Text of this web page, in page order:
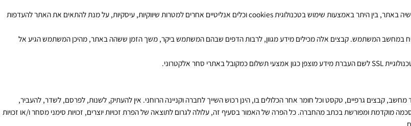
לעשות כן, אולם פעילות האתר מבוצעת בסביבה מקוונת ולפיכך אין באפשרות החברה להבטיח חסינות מוחלטת מפני חדירות
תביעה או דרישה כלפי החברה מכל מין וסוג שהוא.
הסכמת המשתמש ו/או יידועו על כך, הכל על פי הדין.
בין היתר באמצעות שימוש בטכנולוגיתcookiesוכלים אנליטיים אחרים למטרות שיווקיות, עיסקיות, על מנת להתאים את האתר להעדפות
המשתמש. קבצים אלה מכילים מידע מגוון, לרבות הדפים שבהם המשתמש ביקר, משך הזמן ששהה באתר, מהיכן המשתמש הגיע אל